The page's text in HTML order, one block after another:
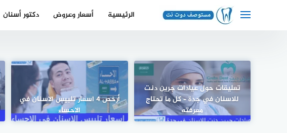
الرئيسية أسعار وعروض دكتور أسنان
تعليقات حول عيادات جرين دنت
للاسنان في جدة – كل ما تحتاج
معرفته
أرخص 4 اسعار تلبيس الاسنان في
الاحساء